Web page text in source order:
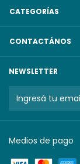
CATEGORÍAS
CONTACTÁNOS
NEWSLETTER
Medios de pago